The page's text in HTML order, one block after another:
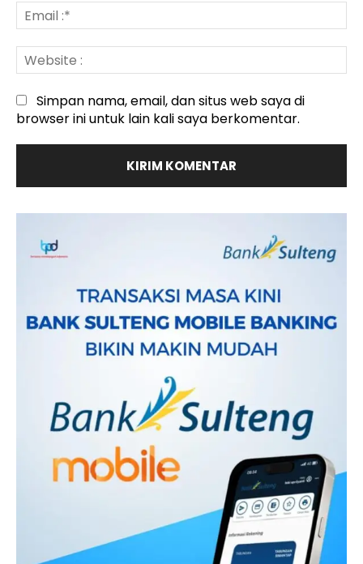
:*
:
Simpan nama, email, dan situs web saya di
browser ini untuk lain kali saya berkomentar.